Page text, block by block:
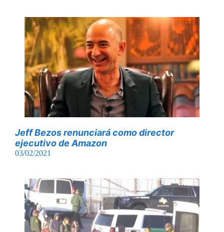
Jeff Bezos renunciará como director
ejecutivo de Amazon
03/02/2021